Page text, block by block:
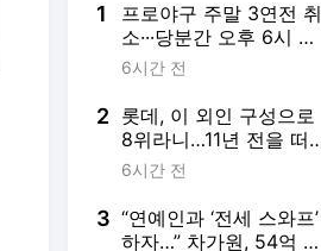
1
프로야구 주말 3연전 취
소···당분간 오후 6시 30
분→7시 지연 개시
6시간 전
2 롯데, 이 외인 구성으로
8위라니…11년 전을 떠
올리게 하는 이유
6시간 전
3 “연예인과 ‘전세 스와프’
하자…” 차가원, 54억 갈